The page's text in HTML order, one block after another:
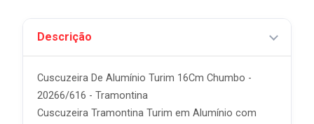
Descrição
Cuscuzeira De Alumínio Turim 16Cm Chumbo -
20266/616 - Tramontina
Cuscuzeira Tramontina Turim em Alumínio com